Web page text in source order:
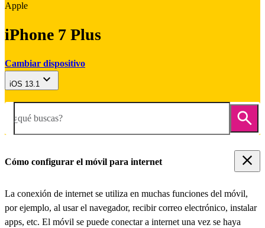
Apple
iPhone 7 Plus
Cambiar dispositivo
iOS 13.1
¿qué buscas?
Cómo configurar el móvil para internet
La conexión de internet se utiliza en muchas funciones del móvil,
por ejemplo, al usar el navegador, recibir correo electrónico, instalar
apps, etc. El móvil se puede conectar a internet una vez se haya